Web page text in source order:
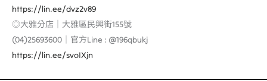
https://lin.ee/dvz2v89
◎大雅分店｜大雅區民興街155號
(04)25693600｜官方Line : @196qbukj
https://lin.ee/svoIXjn